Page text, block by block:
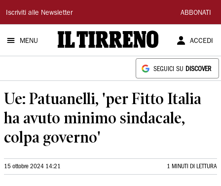
Il
Tirreno
Iscriviti alle Newsletter ABBONATI
MENU ACCEDI
SEGUICI SU DISCOVER
Ue: Patuanelli, 'per Fitto Italia
ha avuto minimo sindacale,
colpa governo'
15 ottobre 2024 14:21 1 MINUTI DI LETTURA